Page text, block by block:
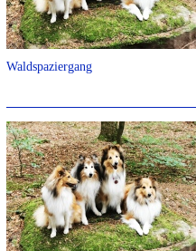
Waldspaziergang